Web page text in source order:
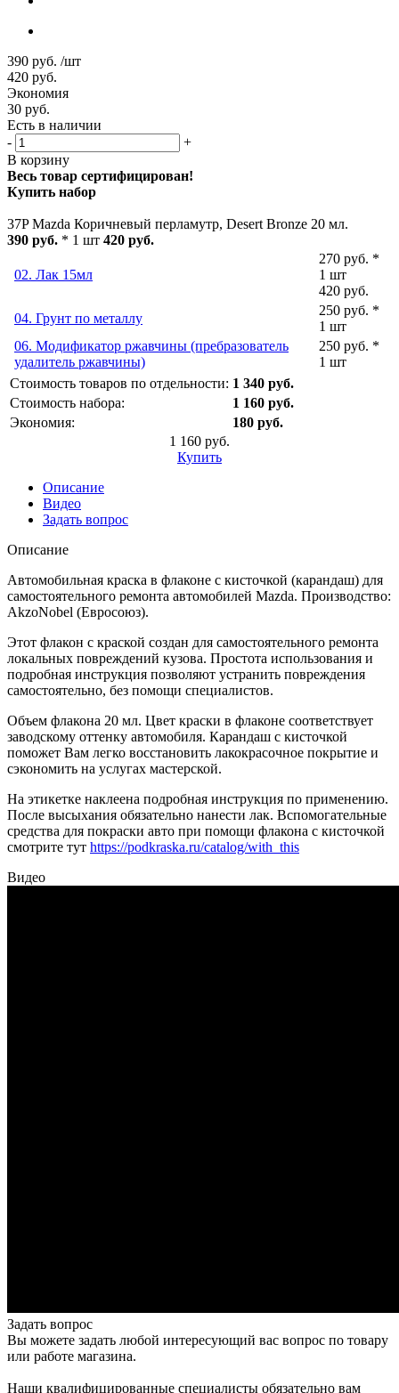
390 руб. /шт
420 руб.
Экономия
30 руб.
Есть в наличии
-
+
В корзину
Весь товар сертифицирован!
Купить набор
37P Mazda Коричневый перламутр, Desert Bronze 20 мл.
390 руб. * 1 шт 420 руб.
02. Лак 15мл
270 руб. *
1 шт
420 руб.
04. Грунт по металлу
250 руб. *
1 шт
06. Модификатор ржавчины (пребразователь
удалитель ржавчины)
250 руб. *
1 шт
Стоимость товаров по отдельности: 1 340 руб.
Стоимость набора:
1 160 руб.
Экономия:
180 руб.
1 160 руб.
Купить
Описание
Видео
Задать вопрос
Описание
Автомобильная краска в флаконе с кисточкой (карандаш) для
самостоятельного ремонта автомобилей Mazda. Производство:
AkzoNobel (Евросоюз).
Этот флакон с краской создан для самостоятельного ремонта
локальных повреждений кузова. Простота использования и
подробная инструкция позволяют устранить повреждения
самостоятельно, без помощи специалистов.
Объем флакона 20 мл. Цвет краски в флаконе соответствует
заводскому оттенку автомобиля. Карандаш с кисточкой
поможет Вам легко восстановить лакокрасочное покрытие и
сэкономить на услугах мастерской.
На этикетке наклеена подробная инструкция по применению.
После высыхания обязательно нанести лак. Вспомогательные
средства для покраски авто при помощи флакона с кисточкой
смотрите тут https://podkraska.ru/catalog/with_this
Видео
Задать вопрос
Вы можете задать любой интересующий вас вопрос по товару
или работе магазина.
Наши квалифицированные специалисты обязательно вам